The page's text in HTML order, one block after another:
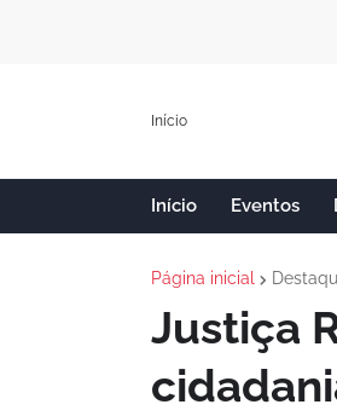
Início
Início Eventos
Página inicial
Justiça